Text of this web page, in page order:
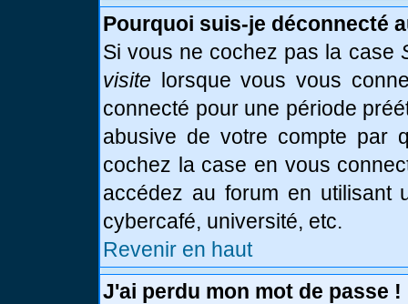
Pourquoi suis-je déconnecté
Si vous ne cochez pas la case
visite lorsque vous vous
connecté pour une période
abusive de votre compte par
cochez la case en vous
accédez au forum en utilisant
cybercafé, université, etc.
Revenir en haut
J'ai perdu mon mot de passe !